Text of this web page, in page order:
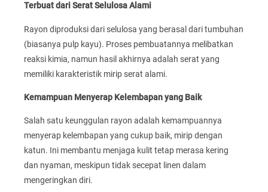
Terbuat dari Serat Selulosa Alami
Rayon diproduksi dari selulosa yang berasal dari tumbuhan
(biasanya pulp kayu). Proses pembuatannya melibatkan
reaksi kimia, namun hasil akhirnya adalah serat yang
memiliki karakteristik mirip serat alami.
Kemampuan Menyerap Kelembapan yang Baik
Salah satu keunggulan rayon adalah kemampuannya
menyerap kelembapan yang cukup baik, mirip dengan
katun. Ini membantu menjaga kulit tetap merasa kering
dan nyaman, meskipun tidak secepat linen dalam
mengeringkan diri.